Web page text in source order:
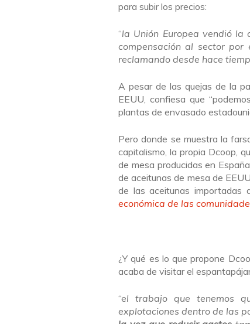
para subir los precios:
“la Unión Europea vendió
compensación al sector
reclamando desde hace
A pesar de las quejas de la
EEUU, confiesa que
plantas de envasado
Pero donde se muestra la
capitalismo, la propia Dcoop,
de mesa producidas en
de aceitunas de mesa de
de las aceitunas importadas
económica de las
¿Y qué es lo que propone
acaba de visitar el
“el trabajo que tenemos
explotaciones dentro de las